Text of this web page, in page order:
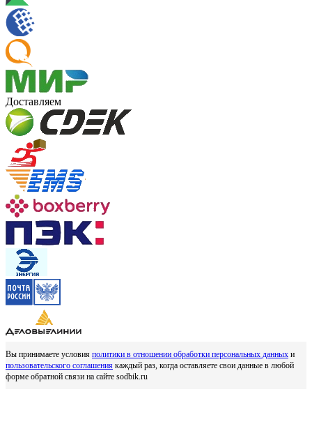
Доставляем
Вы принимаете условия политики в отношении обработки персональных данных и
пользовательского соглашения каждый раз, когда оставляете свои данные в любой
форме обратной связи на сайте sodbik.ru